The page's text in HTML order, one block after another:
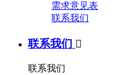
需求意见表
联系我们
联系我们 
联系我们